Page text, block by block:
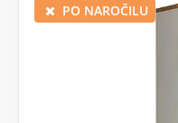
PO NAROČILU